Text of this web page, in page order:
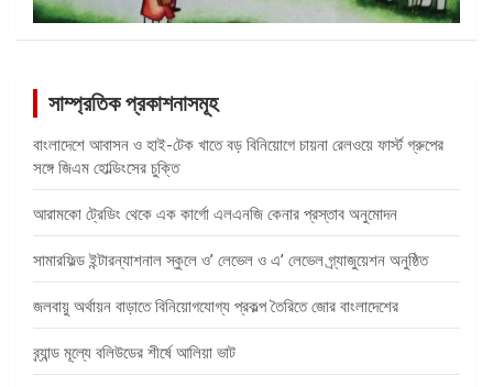
সাম্প্রতিক প্রকাশনাসমূহ
বাংলাদেশে আবাসন ও হাই-টেক খাতে বড় বিনিয়োগে চায়না রেলওয়ে ফার্স্ট গ্রুপের
সঙ্গে জিএম হোল্ডিংসের চুক্তি
আরামকো ট্রেডিং থেকে এক কার্গো এলএনজি কেনার প্রস্তাব অনুমোদন
সামারফিল্ড ইন্টারন্যাশনাল স্কুলে ও’ লেভেল ও এ’ লেভেল গ্র্যাজুয়েশন অনুষ্ঠিত
জলবায়ু অর্থায়ন বাড়াতে বিনিয়োগযোগ্য প্রকল্প তৈরিতে জোর বাংলাদেশের
ব্র্যান্ড মূল্যে বলিউডের শীর্ষে আলিয়া ভাট